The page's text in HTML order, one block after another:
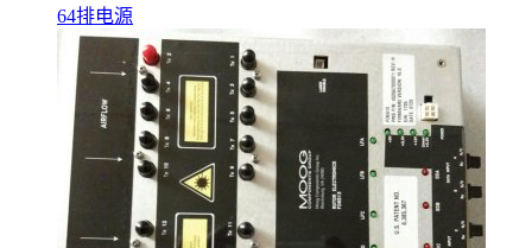
64排电源